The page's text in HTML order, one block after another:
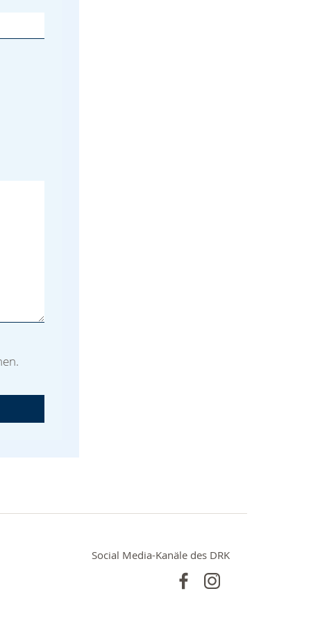
Social Media-Kanäle des DRK